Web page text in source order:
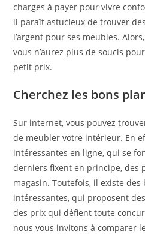
charges à payer pour vivre
il paraît astucieux de trouver
l’argent pour ses meubles.
vous n’aurez plus de soucis
petit prix.
Cherchez les bons
Sur internet, vous pouvez
de meubler votre intérieur. En
intéressantes en ligne, qui se
derniers fixent en principe, des
magasin. Toutefois, il existe
intéressantes, qui proposent
des prix qui défient toute
nous vous invitons à comparer